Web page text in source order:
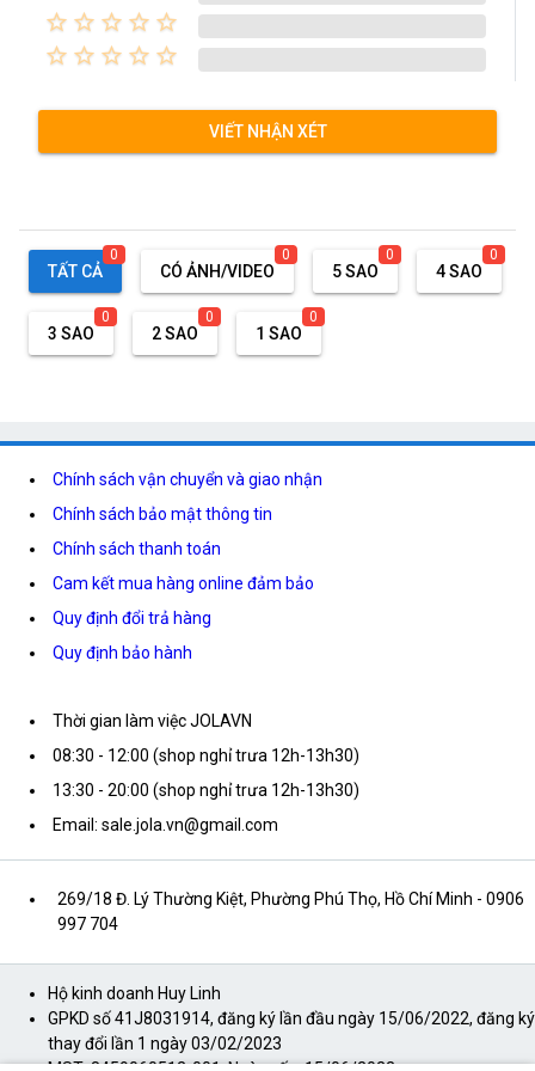
star_border star_border star_border star_border star_border
star_border star_border star_border star_border star_border
VIẾT NHẬN XÉT
TẤT CẢ
0
CÓ ẢNH/VIDEO
0
5 SAO
0
4 SAO
0
3 SAO
0
2 SAO
0
1 SAO
0
Chính sách vận chuyển và giao nhận
Chính sách bảo mật thông tin
Chính sách thanh toán
Cam kết mua hàng online đảm bảo
Quy định đổi trả hàng
Quy định bảo hành
Thời gian làm việc JOLAVN
08:30 - 12:00 (shop nghỉ trưa 12h-13h30)
13:30 - 20:00 (shop nghỉ trưa 12h-13h30)
Email: sale.jola.vn@gmail.com
269/18 Đ. Lý Thường Kiệt, Phường Phú Thọ, Hồ Chí Minh - 0906
997 704
Hộ kinh doanh Huy Linh
GPKD số 41J8031914, đăng ký lần đầu ngày 15/06/2022, đăng ký
thay đổi lần 1 ngày 03/02/2023